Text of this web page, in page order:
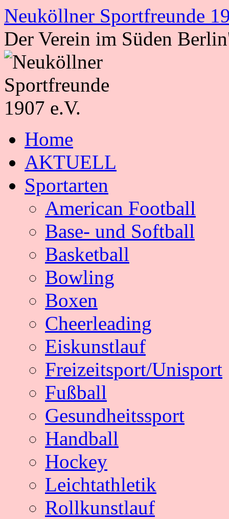
Zum
Inhalt
springen
Neuköllner Sportfreunde
Der Verein im Süden
Home
AKTUELL
Sportarten
American Football
Base- und Softball
Basketball
Bowling
Boxen
Cheerleading
Eiskunstlauf
Freizeitsport/Unisport
Fußball
Gesundheitssport
Handball
Hockey
Leichtathletik
Rollkunstlauf